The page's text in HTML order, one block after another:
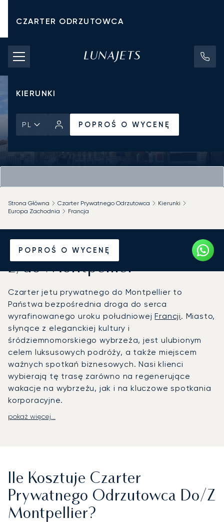
CZARTER ODRZUTOWCA
KOSZTY CZARTERU
PRYWATNE ODRZUTOWCE
KIERUNKI
PL POPROŚ O WYCENĘ
POPROŚ O WYCENĘ
Strona Główna Czarter Prywatnego Odrzutowca
Kierunki
Europa Zachodnia
Francja
Wynajmij jet prywatny
z/do Montpellier
Czarter jetu prywatnego do Montpellier to
Państwa bezpośrednia droga do serca
wyrafinowanego uroku południowejFrancji. Miasto,
słynące z eleganckiej kultury i
śródziemnomorskiego wybrzeża, jest ulubionym
celem luksusowych podróży, a także miejscem
ważnych spotkań biznesowych. Nasi klienci
wybierają tę trasę zarówno na regenerujące
wakacje na wybrzeżu, jak i na kluczowe spotkania
korporacyjne.
Państwa lot jest organizowany tak, aby idealnie
podróż jest nie tylko komfortowa, ale i efektywna,
przygotowując Państwa na bezproblemowe
przybycie do apartamentu w słynnym Domaine de
Verchant.
pokaż więcej...
Ile Kosztuje Czarter
Prywatnego Odrzutowca Do/z
Montpellier?